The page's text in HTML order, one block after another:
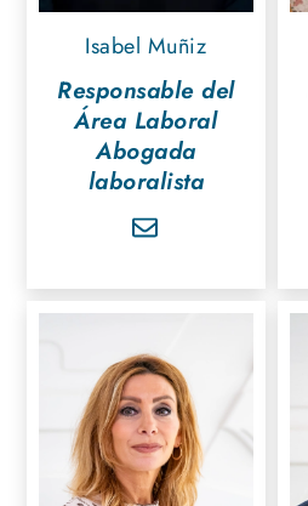
Isabel Muñiz
Responsable del
Área Laboral
Abogada
laboralista